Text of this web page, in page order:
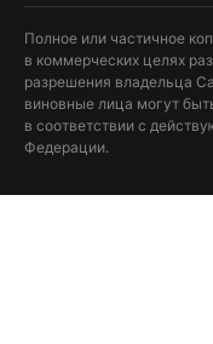
Полное или частичное
в коммерческих целях
разрешения владельца
виновные лица могут
в соответствии с
Федерации.